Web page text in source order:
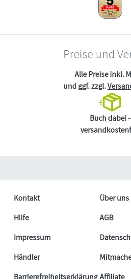
Preise und
Alle Preise inkl.
und ggf. zzgl.
Buch dabei -
Kontakt
Über uns
Hilfe
AGB
Impressum
Händler
BarrierefreiheitserklärungAffiliate